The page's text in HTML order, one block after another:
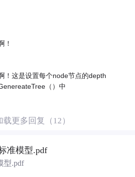
！
！这是设置每个node节点的depth
（）中
载更多回复（12）
准模型.pdf
型.pdf